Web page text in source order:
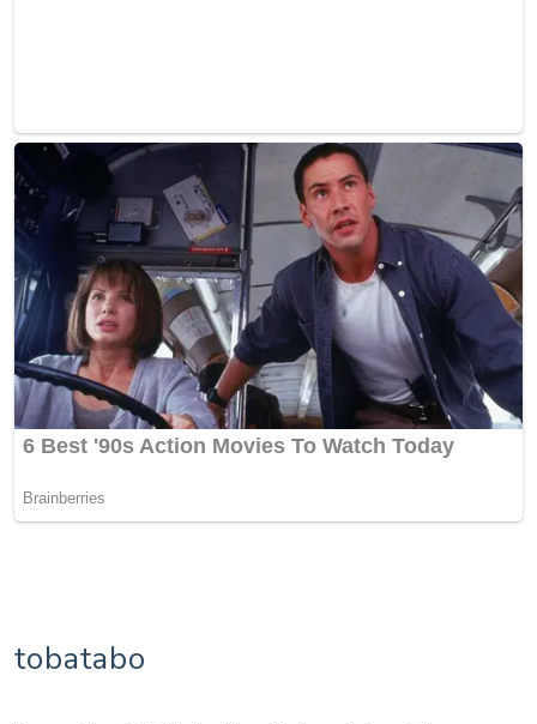
tobatabo